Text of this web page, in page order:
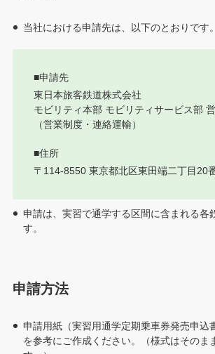
当社における申請先は、以下のとおりです。
■申請先
東日本旅客鉄道株式会社
モビリティ本部 モビリティサービス部
（営業制度・連絡運輸）
■住所
〒114-8550 東京都北区東田端二丁目20
申請は、実習で通学する区間に含まれる各
す。
申請方法
申請用紙（実習用通学定期乗車券発売申込
を参考にご作成ください。（様式はそのま